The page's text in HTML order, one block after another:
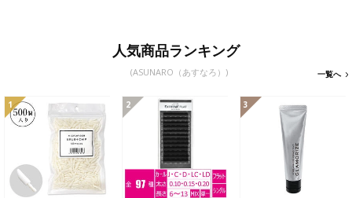
人気商品ランキング
(ASUNARO（あすなろ）) 一覧へ
1 2 3